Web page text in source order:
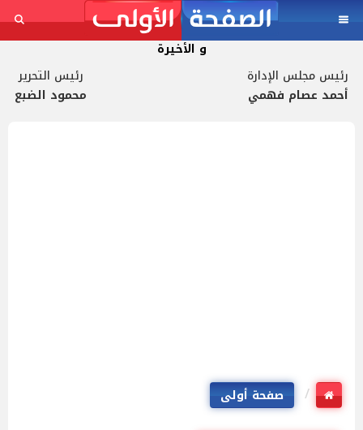
و الأخيرة
رئيس مجلس الإدارة
أحمد عصام فهمي
رئيس التحرير
محمود الضبع
صفحة أولى